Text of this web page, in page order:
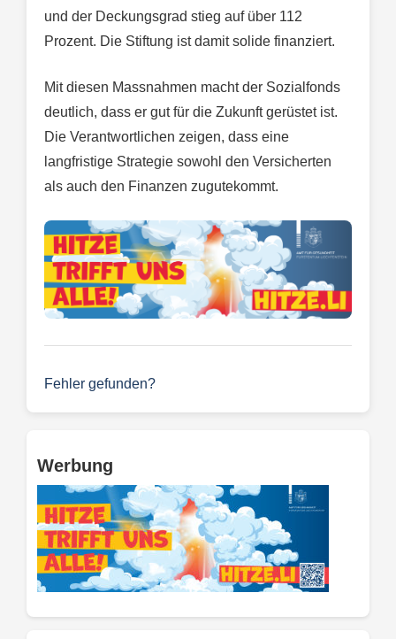
und der Deckungsgrad stieg auf über 112
Prozent. Die Stiftung ist damit solide finanziert.
Mit diesen Massnahmen macht der Sozialfonds
deutlich, dass er gut für die Zukunft gerüstet ist.
Die Verantwortlichen zeigen, dass eine
langfristige Strategie sowohl den Versicherten
als auch den Finanzen zugutekommt.
Fehler gefunden?
Werbung